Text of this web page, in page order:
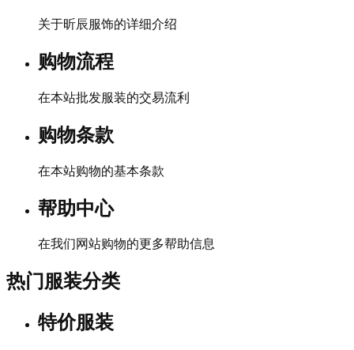
关于昕辰服饰的详细介绍
购物流程
在本站批发服装的交易流利
购物条款
在本站购物的基本条款
帮助中心
在我们网站购物的更多帮助信息
热门服装分类
特价服装